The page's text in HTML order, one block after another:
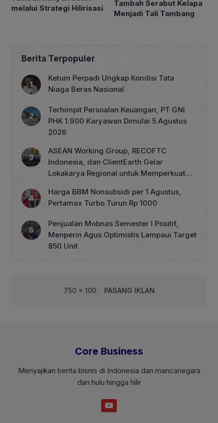
melalui Strategi Hilirisasi
Tambah Serabut Kelapa
Menjadi Tali Tambang
Berita Terpopuler
Ketum Perpadi Ungkap Kondisi Tata
Niaga Beras Nasional
Terhimpit Persoalan Keuangan, PT GNI
PHK 1.900 Karyawan Dimulai 5 Agustus
2026
ASEAN Working Group, RECOFTC
Indonesia, dan ClientEarth Gelar
Lokakarya Regional untuk Memperkuat
Harga BBM Nonsubsidi per 1 Agustus,
Pertamax Turbo Turun Rp 1000
Penjualan Mobnas Semester I Positif,
Menperin Agus Optimistis Lampaui Target
850 Unit
750 x 100 PASANG IKLAN
Core Business
Menyajikan berita bisnis di Indonesia dan mancanegara
dari hulu hingga hilir